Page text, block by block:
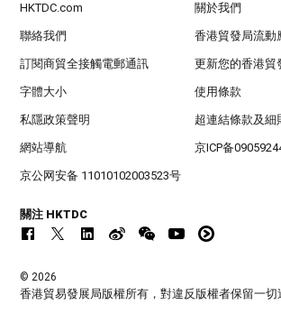
HKTDC.com 關於我們
聯絡我們 香港貿發局流動
訂閱商貿全接觸電郵通訊 更新您的香港貿
字體大小 使用條款
私隱政策聲明 超連結條款及細
網站導航 京ICP备
京公网安备 11010102003523号
關注 HKTDC
© 2026
香港貿易發展局版權所有，對違反版權者保留一切